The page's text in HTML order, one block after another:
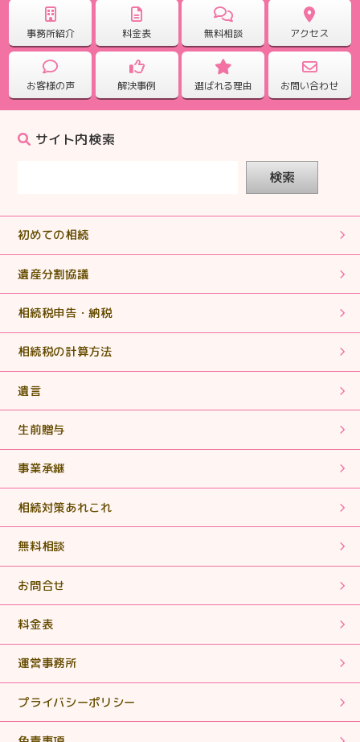
2025.09.25
【相続税申告】どんな事でも聞いて対応していただけま
した。
2025.09.25
【相続税申告】電話対応もこまめで心強かったです。
【相続税申告】ていねいに対応していただきありがとう
【相続税申告】誰にも相談するつてのない方の支えとな
っていって下さい。
2025.07.31
【相続税申告】丁寧な説明でわかりやすくとても助かり
ました。
2025.06.18
【相続税申告・手続き】まさに「救世主」！ヒーローそ
のものでした。
2025.05.02
【相続税申告】丁寧に対応していただきありがとうござ
いました。
2025.01.28
ございました。
事務所紹介 料金表 無料相談 アクセス
お客様の声 解決事例 選ばれる理由 お問い合わせ
サイト内検索
検索
初めての相続
遺産分割協議
相続税申告・納税
相続税の計算方法
遺言
生前贈与
事業承継
相続対策あれこれ
無料相談
お問合せ
料金表
運営事務所
プライバシーポリシー